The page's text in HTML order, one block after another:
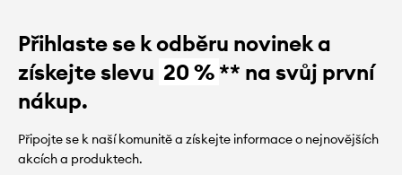
Přihlaste se k odběru novinek a
získejte slevu 20 %** na svůj první
nákup.
Připojte se k naší komunitě a získejte informace o nejnovějších
akcích a produktech.